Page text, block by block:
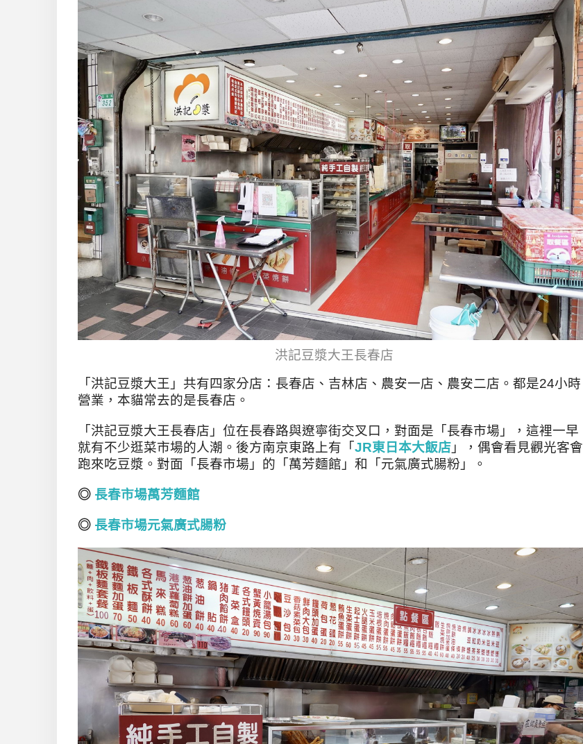
洪記豆漿大王長春店
「洪記豆漿大王」共有四家分店：長春店、吉林店、農安一店、農安二店。都是24小時
營業，本貓常去的是長春店。
「洪記豆漿大王長春店」位在長春路與遼寧街交叉口，對面是「長春市場」，這裡一早
就有不少逛菜市場的人潮。後方南京東路上有「 JR東日本大飯店」，偶會看見觀光客會
跑來吃豆漿。對面「長春市場」的「萬芳麵館」和「元氣廣式腸粉」。
◎ 長春市場萬芳麵館
◎ 長春市場元氣廣式腸粉